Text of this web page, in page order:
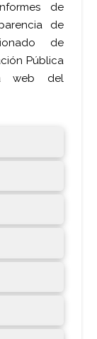
de
de
de
Pública
web del